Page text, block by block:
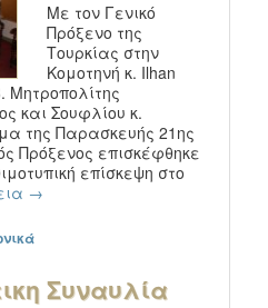
Με τον Γενικό
Πρόξενο της
Τουρκίας στην
Κομοτηνή κ. Ilhan
Μητροπολίτης
και Σουφλίου κ.
της Παρασκευής 21ης
Πρόξενος επισκέφθηκε
επίσκεψη στο
→
Συναυλία